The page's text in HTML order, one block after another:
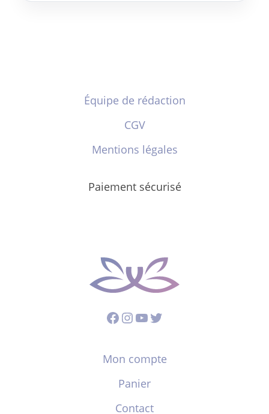
Équipe de rédaction
CGV
Mentions légales
Paiement sécurisé
Facebook
Instagram
YouTube
Twitter
Mon compte
Panier
Contact